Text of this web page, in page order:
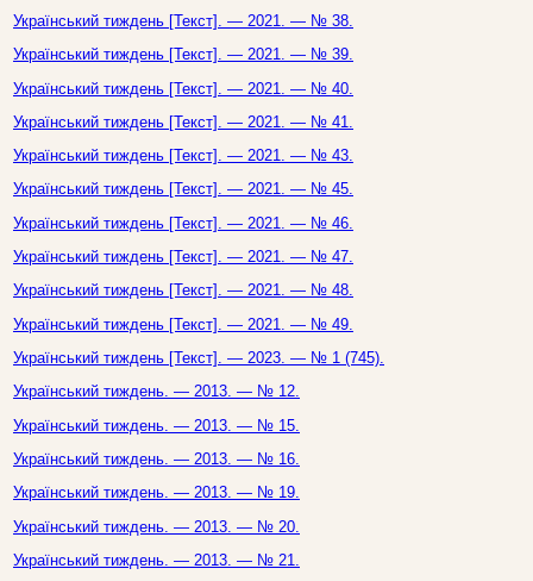
Український тиждень [Текст]. — 2021. — № 38.
Український тиждень [Текст]. — 2021. — № 39.
Український тиждень [Текст]. — 2021. — № 40.
Український тиждень [Текст]. — 2021. — № 41.
Український тиждень [Текст]. — 2021. — № 43.
Український тиждень [Текст]. — 2021. — № 45.
Український тиждень [Текст]. — 2021. — № 46.
Український тиждень [Текст]. — 2021. — № 47.
Український тиждень [Текст]. — 2021. — № 48.
Український тиждень [Текст]. — 2021. — № 49.
Український тиждень [Текст]. — 2023. — № 1 (745).
Український тиждень. — 2013. — № 12.
Український тиждень. — 2013. — № 15.
Український тиждень. — 2013. — № 16.
Український тиждень. — 2013. — № 19.
Український тиждень. — 2013. — № 20.
Український тиждень. — 2013. — № 21.